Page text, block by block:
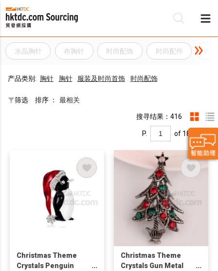
水晶胸针 布胸针 时尚配饰 时尚配件
产品类别: 胸针 胸针 服装及时尚首饰 时尚配饰
筛选 排序 ： 最相关
搜寻结果：416
P. of 18
Christmas Theme
Crystals Penguin
Christmas Theme
Crystals Gun Metal